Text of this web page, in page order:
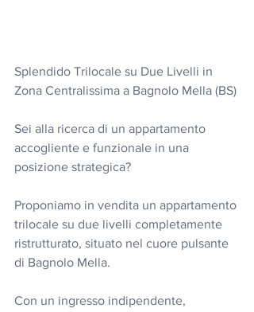
Splendido Trilocale su Due Livelli in
Zona Centralissima a Bagnolo Mella (BS)
Sei alla ricerca di un appartamento
accogliente e funzionale in una
posizione strategica?
Proponiamo in vendita un appartamento
trilocale su due livelli completamente
ristrutturato, situato nel cuore pulsante
di Bagnolo Mella.
Con un ingresso indipendente,